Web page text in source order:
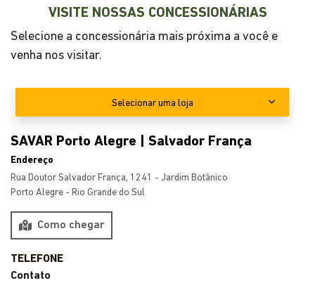
VISITE NOSSAS CONCESSIONÁRIAS
Selecione a concessionária mais próxima a você e
venha nos visitar.
Selecionar uma loja
SAVAR Porto Alegre | Salvador França
Endereço
Rua Doutor Salvador França, 1241 - Jardim Botânico
Porto Alegre - Rio Grande do Sul
Como chegar
Contato